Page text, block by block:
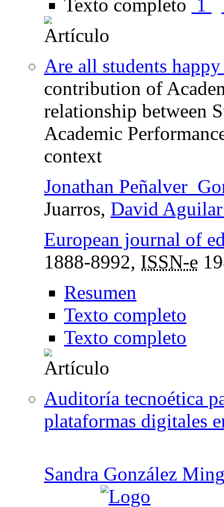
Texto completo 1
Are all students
contribution of
relationship between
Academic
context
Jonathan Peñalver
Juarros, David
European journal of
1888-8992, ISSN-e
Resumen
Texto completo
Texto completo
Auditoría tecnoética
plataformas digitales
Sandra González